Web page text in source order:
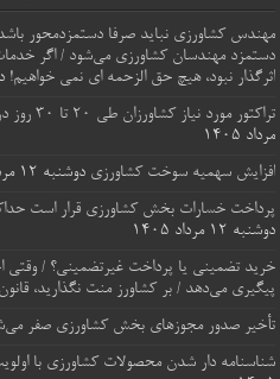
مهندس کشاورزی نباید صرفا دستمزدمحور
دستمزد مهندسان کشاورزی می‌شود / اگر
اثرگذار نبود، هیچ حق الزحمه ای نمی خواهیم!
تراکتور مورد نیاز کشاورزان طی ۲۰ تا ۳۰ روز در اختیارشان قرار می گیرد
مرداد ۱۴۰۵
افزایش سهمیه سوخت کشاورزی دوشنبه ۱۲ مرداد ۱۴۰۵
پرداخت خسارات‌ بخش کشاورزی قرار است حداکثر ۱۰ روزه به کشاورزان
دوشنبه ۱۲ مرداد ۱۴۰۵
خرید تضمینی یا پرداخت غیرتضمینی؟ / وقتی
پیگیری می‌دهد / بر کشاورز منت نگذارید، قانون
تأخیر صدور مجوزهای بخش کشاورزی صفر
شناسنامه‌ دار شدن محصولات کشاورزی با